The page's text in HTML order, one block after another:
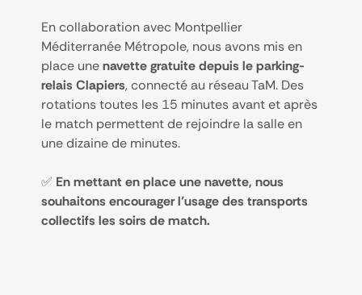
En collaboration avec Montpellier
Méditerranée Métropole, nous avons mis en
place unenavette gratuite depuis le parking-
relais Clapiers, connecté au réseau TaM. Des
rotations toutes les 15 minutes avant et après
le match permettent de rejoindre la salle en
une dizaine de minutes.
✅ En mettant en place une navette, nous
souhaitons encourager l’usage des transports
collectifs les soirs de match.